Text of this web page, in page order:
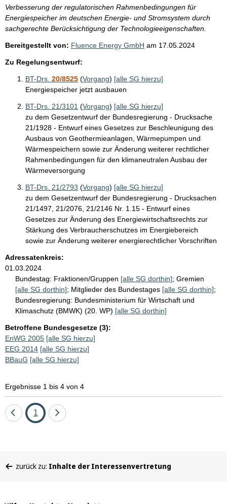
Verbesserung der regulatorischen Rahmenbedingungen für
Energiespeicher im deutschen Energie- und Stromsystem durch
sachgerechte Berücksichtigung der Technologieeigenschaften.
Bereitgestellt von: Fluence Energy GmbH am 17.05.2024
Zu Regelungsentwurf:
BT-Drs. 20/8525 (Vorgang) [alle SG hierzu]
Energiespeicher jetzt ausbauen
BT-Drs. 21/3101 (Vorgang) [alle SG hierzu]
zu dem Gesetzentwurf der Bundesregierung - Drucksache
21/1928 - Entwurf eines Gesetzes zur Beschleunigung des
Ausbaus von Geothermieanlagen, Wärmepumpen und
Wärmespeichern sowie zur Änderung weiterer rechtlicher
Rahmenbedingungen für den klimaneutralen Ausbau der
Wärmeversorgung
BT-Drs. 21/2793 (Vorgang) [alle SG hierzu]
zu dem Gesetzentwurf der Bundesregierung - Drucksachen
21/1497, 21/2076, 21/2146 Nr. 1.15 - Entwurf eines
Gesetzes zur Änderung des Energiewirtschaftsrechts zur
Stärkung des Verbraucherschutzes im Energiebereich
sowie zur Änderung weiterer energierechtlicher Vorschriften
Adressatenkreis:
01.03.2024
Bundestag: Fraktionen/Gruppen [alle SG dorthin]; Gremien
[alle SG dorthin]; Mitglieder des Bundestages [alle SG dorthin];
Bundesregierung: Bundesministerium für Wirtschaft und
Klimaschutz (BMWK) (20. WP) [alle SG dorthin]
Betroffene Bundesgesetze (3):
EnWG 2005 [alle SG hierzu]
EEG 2014 [alle SG hierzu]
BBauG [alle SG hierzu]
Ergebnisse 1 bis 4 von 4
EineSeite
1
Eine
befinden
zurück zu: Inhalte der Interessenvertretung